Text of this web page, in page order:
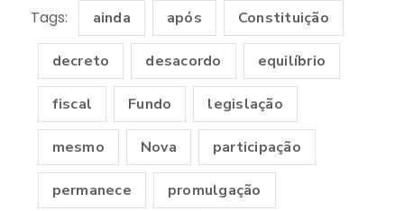
Tags: ainda após Constituição
decreto desacordo equilíbrio
fiscal Fundo legislação
mesmo Nova participação
permanece promulgação